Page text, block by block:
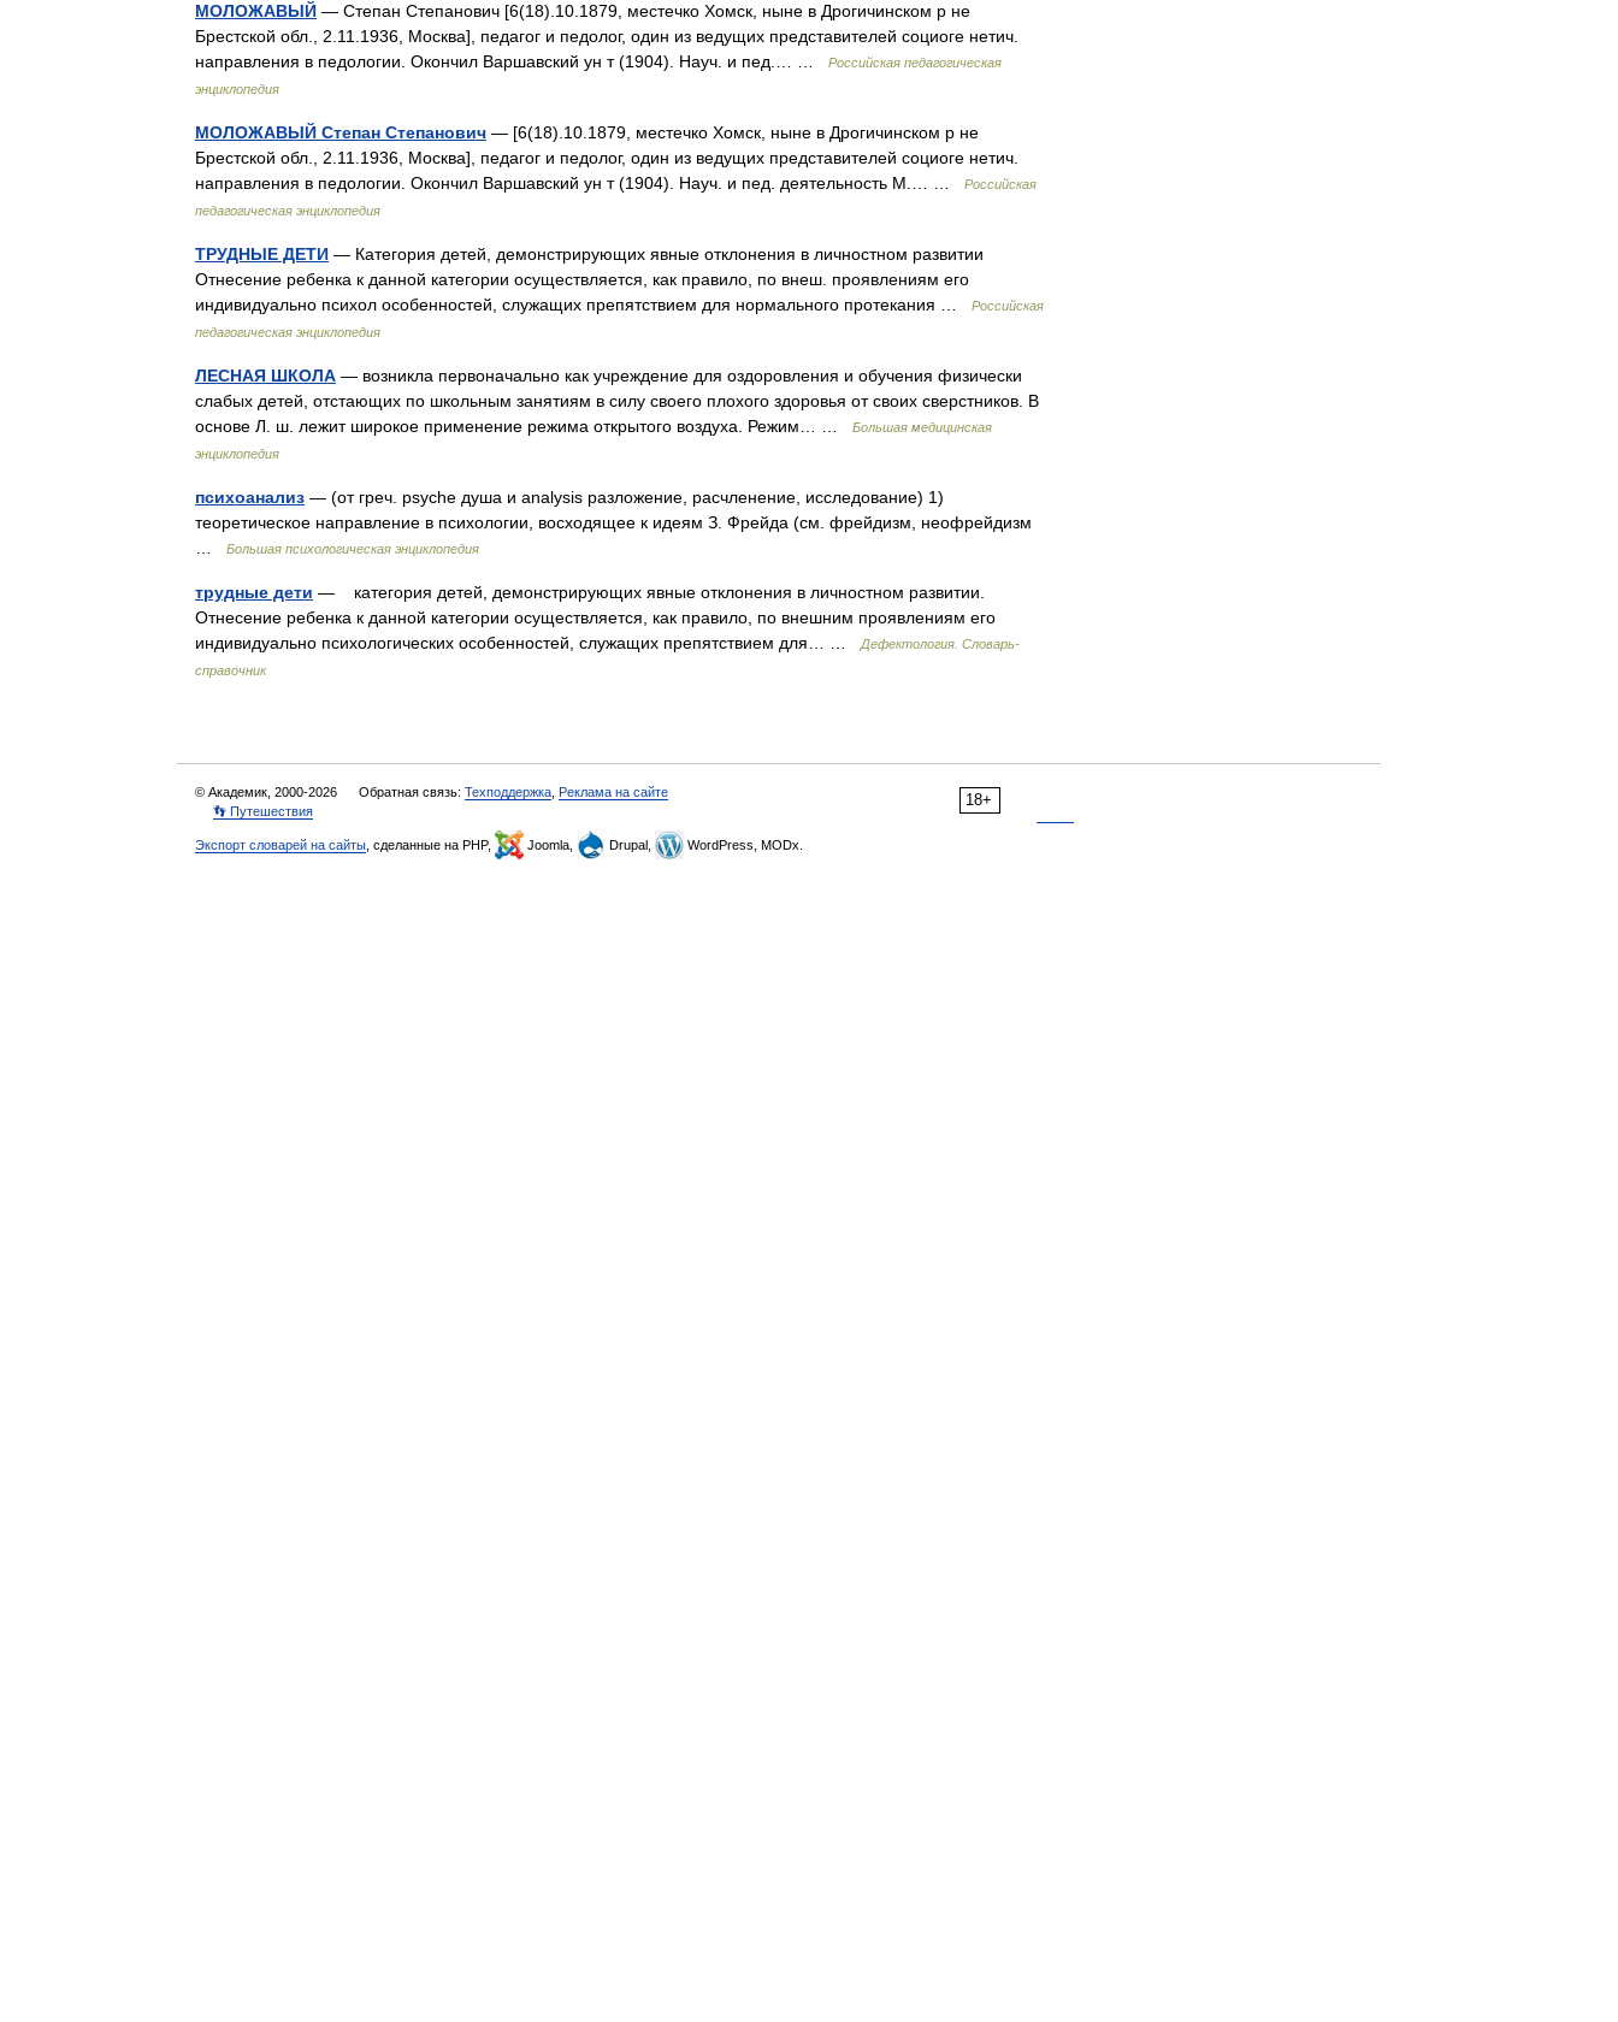
МОЛОЖАВЫЙ — Степан Степанович [6(18).10.1879, местечко Хомск, ныне в Дрогичинском р не
Брестской обл., 2.11.1936, Москва], педагог и педолог, один из ведущих представителей социоге нетич.
направления в педологии. Окончил Варшавский ун т (1904). Науч. и пед.… …
Российская педагогическая
энциклопедия
МОЛОЖАВЫЙ Степан Степанович — [6(18).10.1879, местечко Хомск, ныне в Дрогичинском р не
Брестской обл., 2.11.1936, Москва], педагог и педолог, один из ведущих представителей социоге нетич.
направления в педологии. Окончил Варшавский ун т (1904). Науч. и пед. деятельность М.… …
Российская
педагогическая энциклопедия
ТРУДНЫЕ ДЕТИ — Категория детей, демонстрирующих явные отклонения в личностном развитии
Отнесение ребенка к данной категории осуществляется, как правило, по внеш. проявлениям его
индивидуально психол особенностей, служащих препятствием для нормального протекания …
Российская
педагогическая энциклопедия
ЛЕСНАЯ ШКОЛА — возникла первоначально как учреждение для оздоровления и обучения физически
слабых детей, отстающих по школьным занятиям в силу своего плохого здоровья от своих сверстников. В
основе Л. ш. лежит широкое применение режима открытого воздуха. Режим… …
Большая медицинская
энциклопедия
психоанализ — (от греч. psyche душа и analysis разложение, расчленение, исследование) 1)
теоретическое направление в психологии, восходящее к идеям З. Фрейда (см. фрейдизм, неофрейдизм
Большая психологическая энциклопедия
трудные дети — категория детей, демонстрирующих явные отклонения в личностном развитии.
Отнесение ребенка к данной категории осуществляется, как правило, по внешним проявлениям его
индивидуально психологических особенностей, служащих препятствием для… …
Дефектология. Словарь-
справочник
18+
© Академик, 2000-2026 Обратная связь: Техподдержка Реклама на сайте
👣 Путешествия
Экспорт словарей на сайты , сделанные на PHP, Joomla, Drupal, WordPress, MODx.